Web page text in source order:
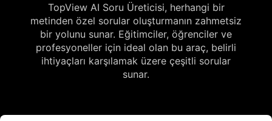
TopView AI Soru Üreticisi, herhangi bir
metinden özel sorular oluşturmanın zahmetsiz
bir yolunu sunar. Eğitimciler, öğrenciler ve
profesyoneller için ideal olan bu araç, belirli
ihtiyaçları karşılamak üzere çeşitli sorular
sunar.